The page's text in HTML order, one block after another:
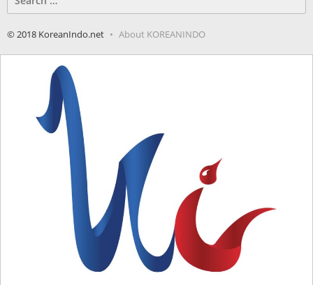
for:
© 2018 KoreanIndo.net About KOREANINDO